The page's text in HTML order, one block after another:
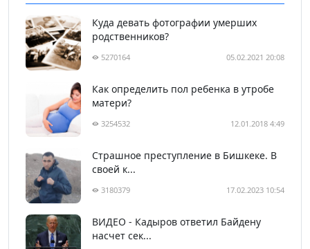
Куда девать фотографии умерших
родственников?
5270164 05.02.2021 20:08
Как определить пол ребенка в утробе
матери?
3254532 12.01.2018 4:49
Страшное преступление в Бишкеке. В
своей к...
3180379 17.02.2023 10:54
ВИДЕО - Кадыров ответил Байдену
насчет сек...